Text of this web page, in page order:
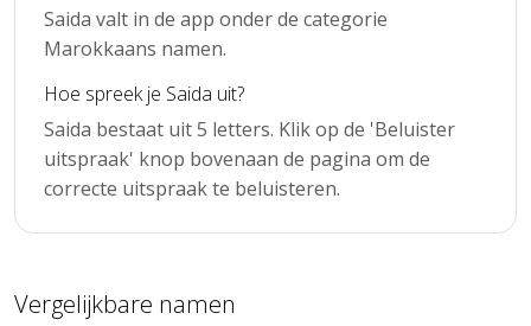
Saida valt in de app onder de categorie
Marokkaans namen.
Hoe spreek je Saida uit?
Saida bestaat uit 5 letters. Klik op de 'Beluister
uitspraak' knop bovenaan de pagina om de
correcte uitspraak te beluisteren.
Vergelijkbare namen